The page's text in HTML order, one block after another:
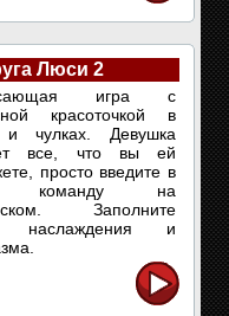
Люси 2
игра с
красоточкой в
и чулках. Девушка
все, что вы ей
просто введите в
команду на
Заполните
наслаждения и